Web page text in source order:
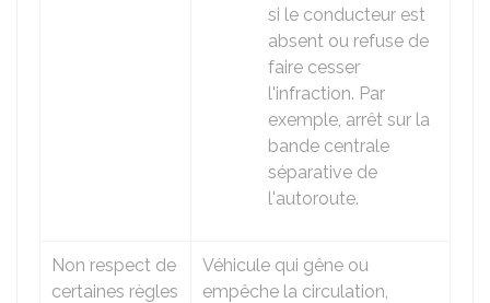
si le conducteur est
absent ou refuse de
faire cesser
l'infraction. Par
exemple, arrêt sur la
bande centrale
séparative de
l'autoroute.
Non respect de
certaines règles
Véhicule qui gêne ou
empêche la circulation,